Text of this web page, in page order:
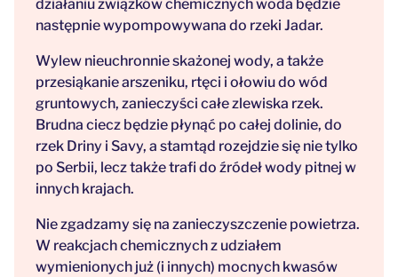
działaniu związków chemicznych woda będzie
następnie wypompowywana do rzeki Jadar.
Wylew nieuchronnie skażonej wody, a także
przesiąkanie arszeniku, rtęci i ołowiu do wód
gruntowych, zanieczyści całe zlewiska rzek.
Brudna ciecz będzie płynąć po całej dolinie, do
rzek Driny i Savy, a stamtąd rozejdzie się nie tylko
po Serbii, lecz także trafi do źródeł wody pitnej w
innych krajach.
Nie zgadzamy się na zanieczyszczenie powietrza.
W reakcjach chemicznych z udziałem
wymienionych już (i innych) mocnych kwasów